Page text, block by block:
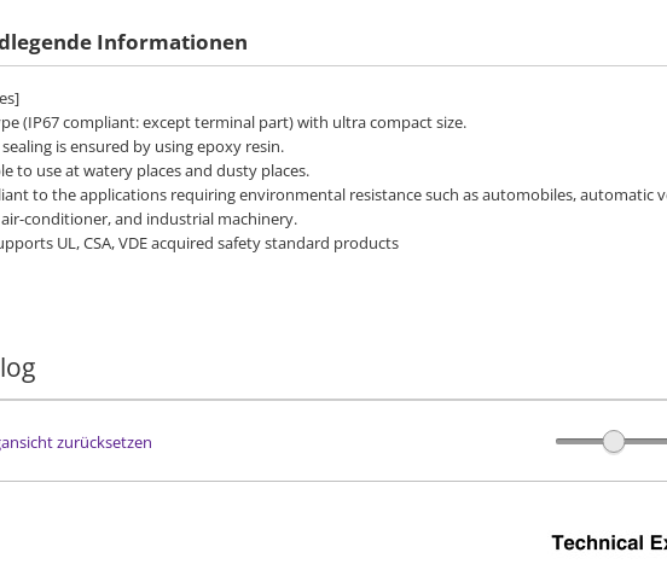
Informationen
(IP67 compliant: except terminal part) with ultra compact size.
sealing is ensured by using epoxy resin.
to use at watery places and dusty places.
to the applications requiring environmental resistance such as automobiles,
conditioner, and industrial machinery.
UL, CSA, VDE acquired safety standard products
zurücksetzen